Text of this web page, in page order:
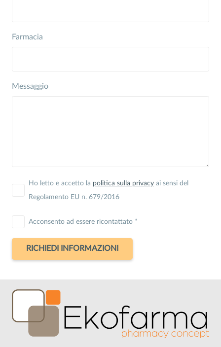
Farmacia
Messaggio
Ho letto e accetto la politica sulla privacy ai sensi del
Regolamento EU n. 679/2016
Acconsento ad essere ricontattato *